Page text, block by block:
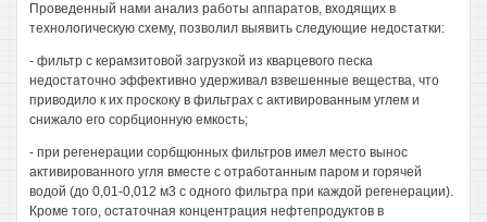
Проведенный нами анализ работы аппаратов, входящих в
технологическую схему, позволил выявить следующие недостатки:
- фильтр с керамзитовой загрузкой из кварцевого песка
недостаточно эффективно удерживал взвешенные вещества, что
приводило к их проскоку в фильтрах с активированным углем и
снижало его сорбционную емкость;
- при регенерации сорбщюнных фильтров имел место вынос
активированного угля вместе с отработанным паром и горячей
водой (до 0,01-0,012 м3 с одного фильтра при каждой регенерации).
Кроме того, остаточная концентрация нефтепродуктов в